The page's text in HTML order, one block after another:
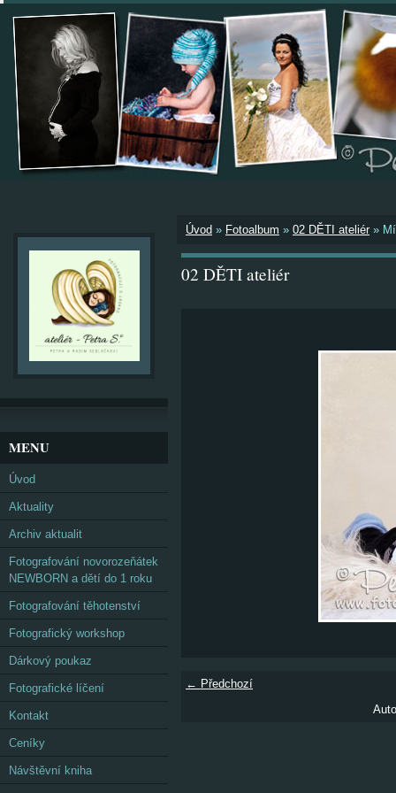
Úvod » Fotoalbum » 02 DĚTI ateliér »
02 DĚTI ateliér
← Předchozí
MENU
Úvod
Aktuality
Archiv aktualit
Fotografování novorozeňátek
NEWBORN a dětí do 1 roku
Fotografování těhotenství
Fotografický workshop
Dárkový poukaz
Fotografické líčení
Kontakt
Ceníky
Návštěvní kniha